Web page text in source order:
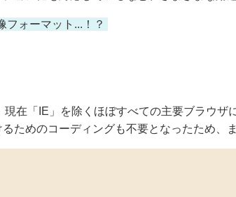
フォーマット...！？
在「IE」を除くほぼすべての主要ブラウザ
ためのコーディングも不要となったため、